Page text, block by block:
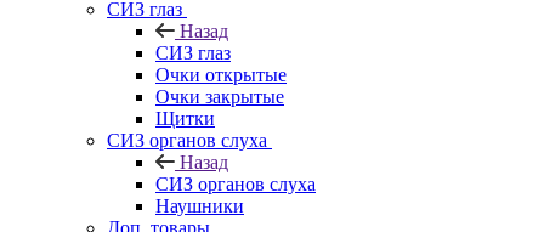
СИЗ глаз
Назад
СИЗ глаз
Очки открытые
Очки закрытые
Щитки
СИЗ органов слуха
Назад
СИЗ органов слуха
Наушники
Доп. товары